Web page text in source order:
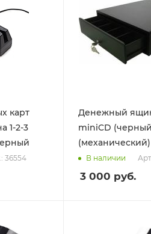
карт
1-2-3
36554
Денежный
miniCD
(механический)
В наличии
3 000 руб.